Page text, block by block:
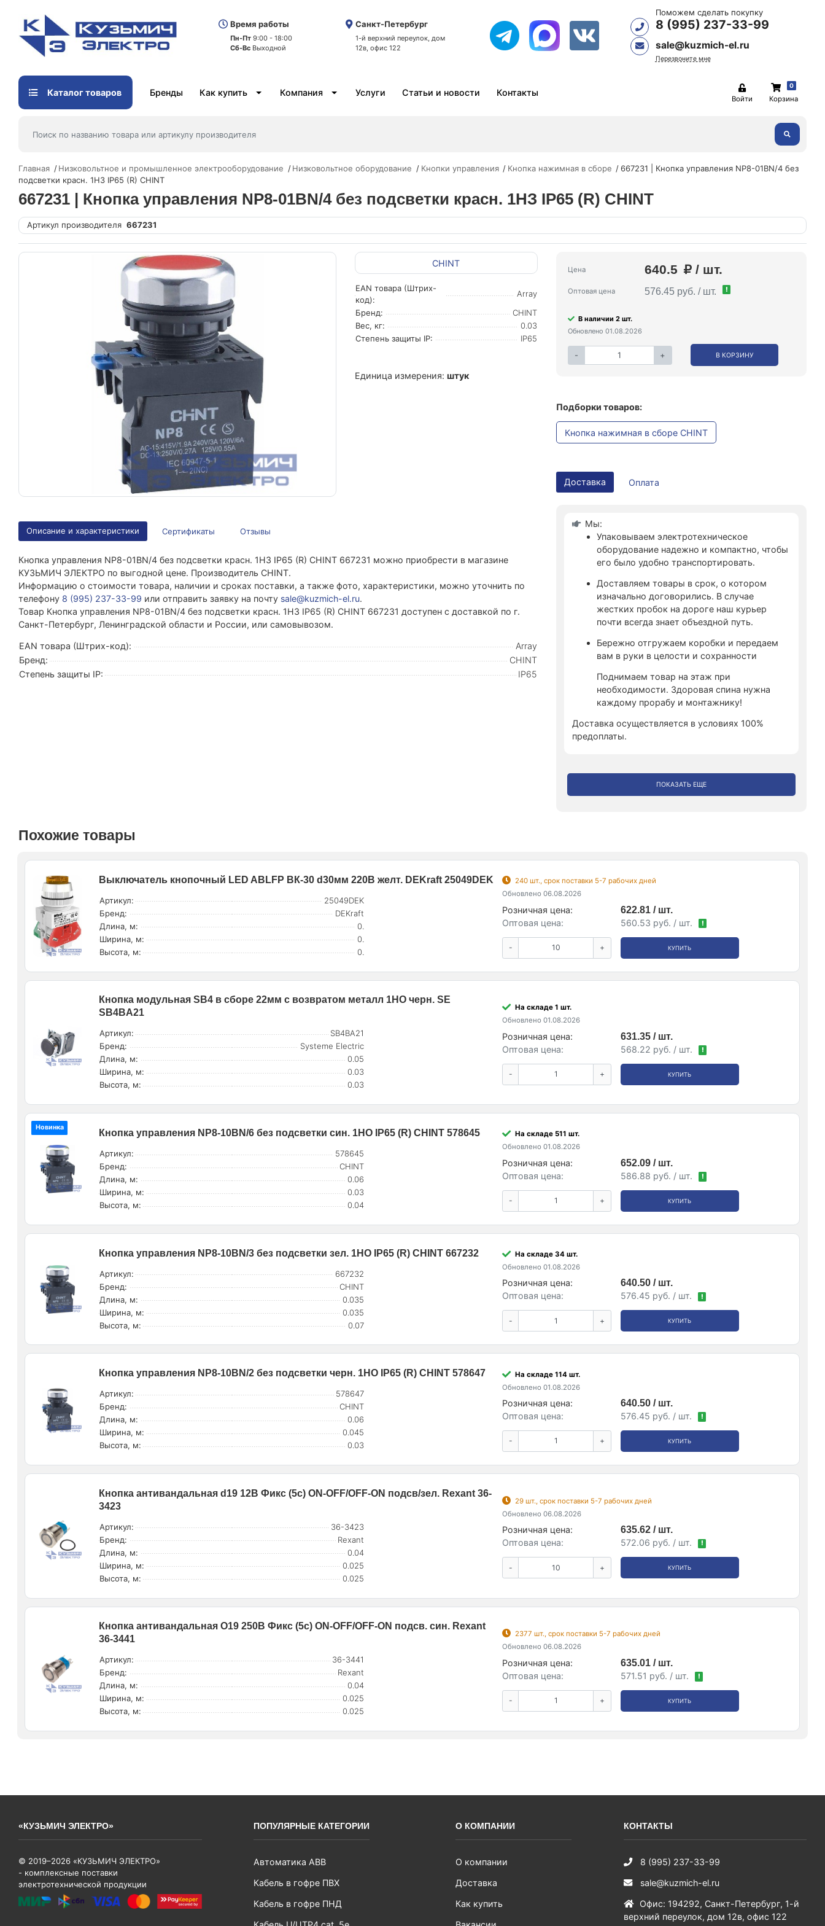
Время работы
Пн-Пт 9:00 - 18:00
Сб-Вс Выходной
Санкт-Петербург
1-й верхний переулок, дом
12в, офис 122
Поможем сделать покупку
8 (995) 237-33-99
sale@kuzmich-el.ru
Перезвоните мне
Каталог товаров Бренды Как купить Компания Услуги Статьи и новости Контакты
Войти
0
Корзина
Главная Низковольтное и промышленное электрооборудование Низковольтное оборудование Кнопки управления Кнопка нажимная в сборе
667231 | Кнопка управления NP8-01BN/4 без
подсветки красн. 1НЗ IP65 (R) CHINT
667231 | Кнопка управления NP8-01BN/4 без подсветки красн. 1НЗ IP65 (R) CHINT
Артикул производителя 667231
CHINT
EAN товара (Штрих-
код):
Array
Бренд:
CHINT
Вес, кг:
0.03
Степень защиты IP:
IP65
Единица измерения: штук
Цена 640.5 / шт.
Оптовая цена 576.45 руб. / шт. !
В наличии 2 шт.
Обновлено 01.08.2026
- + В КОРЗИНУ
Подборки товаров:
Кнопка нажимная в сборе CHINT
Доставка Оплата
Мы:
Упаковываем электротехническое
оборудование надежно и компактно, чтобы
его было удобно транспортировать.
Доставляем товары в срок, о котором
изначально договорились. В случае
жестких пробок на дороге наш курьер
почти всегда знает объездной путь.
Бережно отгружаем коробки и передаем
вам в руки в целости и сохранности
Поднимаем товар на этаж при
необходимости. Здоровая спина нужна
каждому прорабу и монтажнику!
Доставка осуществляется в условиях 100%
предоплаты.
ПОКАЗАТЬ ЕЩЕ
Описание и характеристики Сертификаты Отзывы
Кнопка управления NP8-01BN/4 без подсветки красн. 1НЗ IP65 (R) CHINT 667231 можно приобрести в магазине
КУЗЬМИЧ ЭЛЕКТРО по выгодной цене. Производитель CHINT.
Информацию о стоимости товара, наличии и сроках поставки, а также фото, характеристики, можно уточнить по
телефону 8 (995) 237-33-99 или отправить заявку на почту sale@kuzmich-el.ru.
Товар Кнопка управления NP8-01BN/4 без подсветки красн. 1НЗ IP65 (R) CHINT 667231 доступен с доставкой по г.
Санкт-Петербург, Ленинградской области и России, или самовывозом.
EAN товара (Штрих-код):
Array
Бренд:
CHINT
Степень защиты IP:
IP65
Похожие товары
Выключатель кнопочный LED ABLFP ВК-30 d30мм 220В желт. DEKraft 25049DEK
Артикул:
25049DEK
Бренд:
DEKraft
Длина, м:
0.
Ширина, м:
0.
Высота, м:
0.
240 шт., срок поставки 5-7 рабочих дней
Обновлено 06.08.2026
Розничная цена:
622.81 / шт.
Оптовая цена:
560.53 руб. / шт. !
- + КУПИТЬ
Кнопка модульная SB4 в сборе 22мм с возвратом металл 1НО черн. SE
SB4BA21
Артикул:
SB4BA21
Бренд:
Systeme Electric
Длина, м:
0.05
Ширина, м:
0.03
Высота, м:
0.03
На складе 1 шт.
Обновлено 01.08.2026
Розничная цена:
631.35 / шт.
Оптовая цена:
568.22 руб. / шт. !
- + КУПИТЬ
Новинка
Кнопка управления NP8-10BN/6 без подсветки син. 1НО IP65 (R) CHINT 578645
Артикул:
578645
Бренд:
CHINT
Длина, м:
0.06
Ширина, м:
0.03
Высота, м:
0.04
На складе 511 шт.
Обновлено 01.08.2026
Розничная цена:
652.09 / шт.
Оптовая цена:
586.88 руб. / шт. !
- + КУПИТЬ
Кнопка управления NP8-10BN/3 без подсветки зел. 1НО IP65 (R) CHINT 667232
Артикул:
667232
Бренд:
CHINT
Длина, м:
0.035
Ширина, м:
0.035
Высота, м:
0.07
На складе 34 шт.
Обновлено 01.08.2026
Розничная цена:
640.50 / шт.
Оптовая цена:
576.45 руб. / шт. !
- + КУПИТЬ
Кнопка управления NP8-10BN/2 без подсветки черн. 1НО IP65 (R) CHINT 578647
Артикул:
578647
Бренд:
CHINT
Длина, м:
0.06
Ширина, м:
0.045
Высота, м:
0.03
На складе 114 шт.
Обновлено 01.08.2026
Розничная цена:
640.50 / шт.
Оптовая цена:
576.45 руб. / шт. !
- + КУПИТЬ
Кнопка антивандальная d19 12В Фикс (5с) ON-OFF/OFF-ON подсв/зел. Rexant 36-
3423
Артикул:
36-3423
Бренд:
Rexant
Длина, м:
0.04
Ширина, м:
0.025
Высота, м:
0.025
29 шт., срок поставки 5-7 рабочих дней
Обновлено 06.08.2026
Розничная цена:
635.62 / шт.
Оптовая цена:
572.06 руб. / шт. !
- + КУПИТЬ
Кнопка антивандальная O19 250В Фикс (5с) ON-OFF/OFF-ON подсв. син. Rexant
36-3441
Артикул:
36-3441
Бренд:
Rexant
Длина, м:
0.04
Ширина, м:
0.025
Высота, м:
0.025
2377 шт., срок поставки 5-7 рабочих дней
Обновлено 06.08.2026
Розничная цена:
635.01 / шт.
Оптовая цена:
571.51 руб. / шт. !
- + КУПИТЬ
«КУЗЬМИЧ ЭЛЕКТРО»
© 2019–2026 «КУЗЬМИЧ ЭЛЕКТРО»
- комплексные поставки
электротехнической продукции
ПОПУЛЯРНЫЕ КАТЕГОРИИ
Автоматика ABB
Кабель в гофре ПВХ
Кабель в гофре ПНД
О КОМПАНИИ
О компании
Доставка
Как купить
КОНТАКТЫ
8 (995) 237-33-99
sale@kuzmich-el.ru
Офис: 194292, Санкт-Петербург, 1-й
верхний переулок, дом 12в, офис 122